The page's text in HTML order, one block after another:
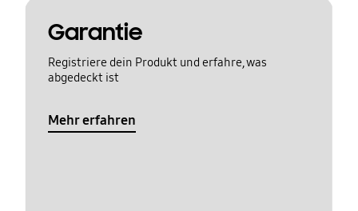
Garantie
Registriere dein Produkt und erfahre, was
abgedeckt ist
Mehr erfahren